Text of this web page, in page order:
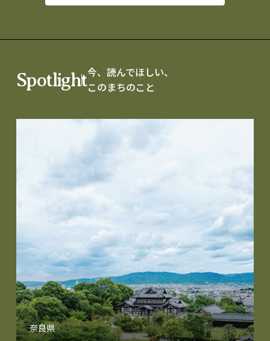
Spotlight今、読んでほしい、
このまちのこと
奈良県